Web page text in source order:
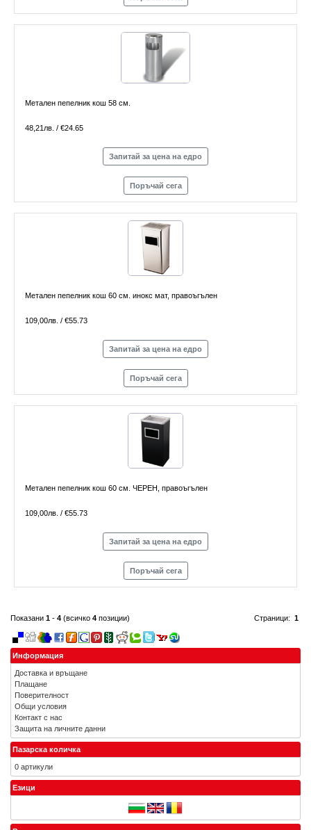
Метален пепелник кош 58 см.
48,21лв. / €24.65
Запитай за цена на едро
Поръчай сега
Метален пепелник кош 60 см. инокс мат, правоъгълен
109,00лв. / €55.73
Запитай за цена на едро
Поръчай сега
Метален пепелник кош 60 см. ЧЕРЕН, правоъгълен
109,00лв. / €55.73
Запитай за цена на едро
Поръчай сега
Страници: 1
Показани 1 - 4 (всичко 4 позиции)
Информация
Доставка и връщане
Плащане
Поверителност
Общи условия
Контакт с нас
Защита на личните данни
Пазарска количка
0 артикули
Езици